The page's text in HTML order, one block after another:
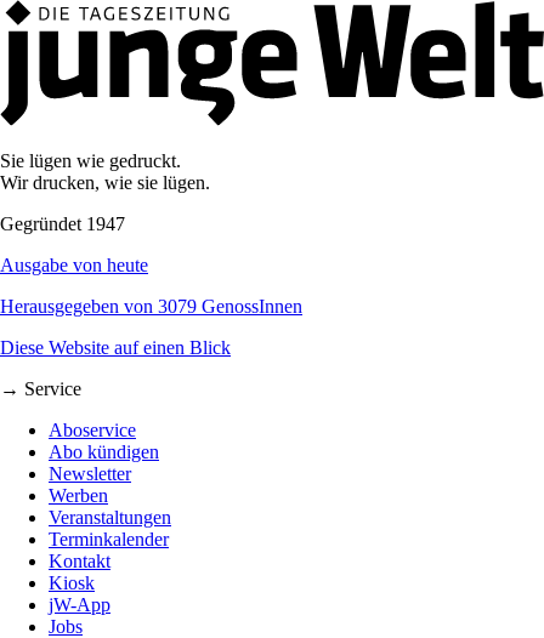
Sie lügen wie gedruckt.
Wir drucken, wie sie lügen.
Gegründet 1947
Ausgabe von heute
Herausgegeben von 3079 GenossInnen
Diese Website auf einen Blick
→ Service
Aboservice
Abo kündigen
Newsletter
Werben
Veranstaltungen
Terminkalender
Kontakt
Kiosk
jW-App
Jobs